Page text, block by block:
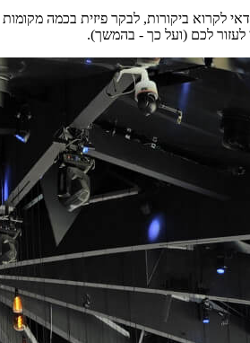
ביקורות, לבקר פיזית בכמה
לעזור לכם (ועל כך - בהמשך).